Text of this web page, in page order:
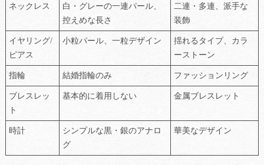
ネックレス
白・グレーの一連パール、
控えめな長さ
二連・多連、派手な
装飾
イヤリング/
ピアス
小粒パール、一粒デザイン
揺れるタイプ、カラ
ーストーン
指輪 結婚指輪のみ ファッションリング
ブレスレッ
ト
基本的に着用しない 金属ブレスレット
時計
シンプルな黒・銀のアナロ
グ
華美なデザイン